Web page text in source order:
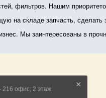
фильтров. Нашим
на складе запчасть,
Мы заинтересованы в